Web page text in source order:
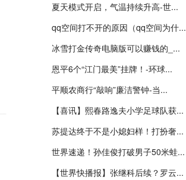
夏天模式开启，气温持续升高-世...
qq空间打不开的原因（qq空间为什...
冰雪打金传奇电脑版可以赚钱的_...
恩平6个“江门最美”挂牌！-环球...
平顺农商行“敲响”廉洁警钟-当...
【喜讯】熙春路逸夫小学足球队获...
苏提达终于不是小媳妇样！打扮奢...
世界速递！孙佳俊打破男子50米蛙...
【世界快播报】张继科后续？罗云...